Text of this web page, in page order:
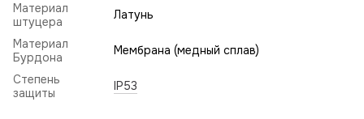
Материал
штуцера
Латунь
Материал
Бурдона
Мембрана (медный сплав)
Степень
защиты
IP53